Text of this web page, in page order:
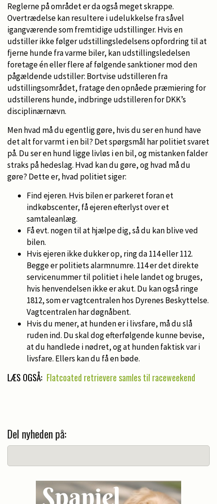
Reglerne på området er da også meget skrappe.
Overtrædelse kan resultere i udelukkelse fra såvel
igangværende som fremtidige udstillinger. Hvis en
udstiller ikke følger udstillingsledelsens opfordring til at
fjerne hunde fra varme biler, kan udstillingsledelsen
foretage én eller flere af følgende sanktioner mod den
pågældende udstiller: Bortvise udstilleren fra
udstillingsområdet, fratage den opnåede præmiering for
udstillerens hunde, indbringe udstilleren for DKK’s
disciplinærnævn.
Men hvad må du egentlig gøre, hvis du ser en hund have
det alt for varmt i en bil? Det spørgsmål har politiet svaret
på. Du ser en hund ligge livløs i en bil, og mistanken falder
straks på hedeslag. Hvad kan du gøre, og hvad må du
gøre? Dette er, hvad politiet siger:
Find ejeren. Hvis bilen er parkeret foran et
indkøbscenter, få ejeren efterlyst over et
samtaleanlæg.
Få evt. nogen til at hjælpe dig, så du kan blive ved
bilen.
Hvis ejeren ikke dukker op, ring da 114 eller 112.
Begge er politiets alarmnumre. 114 er det direkte
servicenummer til politiet i hele landet og bruges,
hvis henvendelsen ikke er akut. Du kan også ringe
1812, som er vagtcentralen hos Dyrenes Beskyttelse.
Vagtcentralen har døgnåbent.
Hvis du mener, at hunden er i livsfare, må du slå
ruden ind. Du skal dog efterfølgende kunne bevise,
at du handlede i nødret, og at hunden faktisk var i
livsfare. Ellers kan du få en bøde.
LÆS OGSÅ: Flatcoated retrievere samles til raceweekend
Del nyheden på: